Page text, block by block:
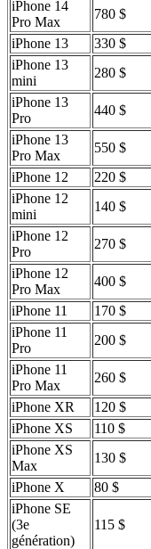
iPhone 14
Pro Max
780 $
iPhone 13
330 $
iPhone 13
mini
280 $
iPhone 13
Pro
440 $
iPhone 13
Pro Max
550 $
iPhone 12
220 $
iPhone 12
mini
140 $
iPhone 12
Pro
270 $
iPhone 12
Pro Max
400 $
iPhone 11
170 $
iPhone 11
Pro
200 $
iPhone 11
Pro Max
260 $
iPhone XR
120 $
iPhone XS
110 $
iPhone XS
Max
130 $
iPhone X
80 $
iPhone SE
(3e
génération)
115 $